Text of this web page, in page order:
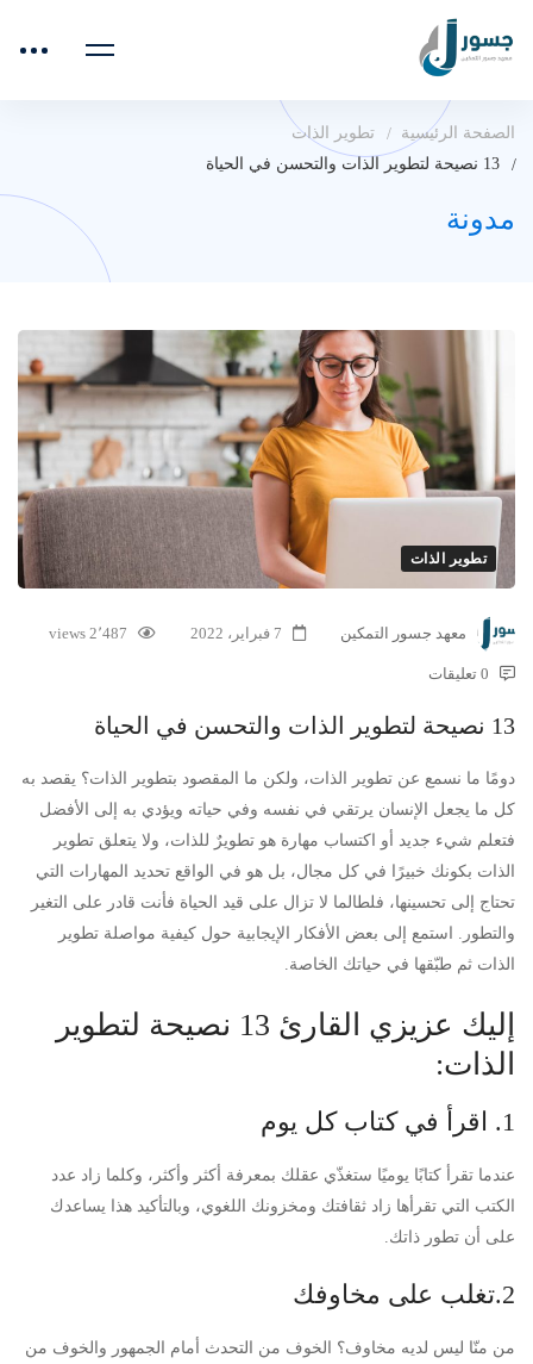
الصفحة الرئيسية
تطوير الذات
13 نصيحة لتطوير الذات والتحسن في الحياة
مدونة
تطوير الذات
معهد جسور التمكين 7 فبراير، 2022 2٬487 views
0 تعليقات
13 نصيحة لتطوير الذات والتحسن في الحياة
دومًا ما نسمع عن تطوير الذات، ولكن ما المقصود بتطوير الذات؟ يقصد به
كل ما يجعل الإنسان يرتقي في نفسه وفي حياته ويؤدي به إلى الأفضل
فتعلم شيء جديد أو اكتساب مهارة هو تطويرٌ للذات، ولا يتعلق تطوير
الذات بكونك خبيرًا في كل مجال، بل هو في الواقع تحديد المهارات التي
تحتاج إلى تحسينها، فلطالما لا تزال على قيد الحياة فأنت قادر على التغير
والتطور. استمع إلى بعض الأفكار الإيجابية حول كيفية مواصلة تطوير
الذات ثم طبّقها في حياتك الخاصة.
إليك عزيزي القارئ 13 نصيحة لتطوير
الذات:
1. اقرأ في كتاب كل يوم
عندما تقرأ كتابًا يوميًا ستغذّي عقلك بمعرفة أكثر وأكثر، وكلما زاد عدد
الكتب التي تقرأها زاد ثقافتك ومخزونك اللغوي، وبالتأكيد هذا يساعدك
على أن تطور ذاتك.
2.تغلب على مخاوفك
من منّا ليس لديه مخاوف؟ الخوف من التحدث أمام الجمهور والخوف من